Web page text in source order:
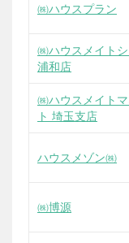
㈱ハウスプラン
㈱ハウスメイト
浦和店
㈱ハウスメイト
ト 埼玉支店
ハウスメゾン㈱
㈱博源